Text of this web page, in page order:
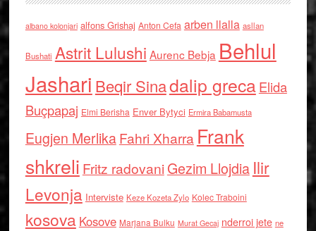
albano kolonjari alfons Grishaj Anton Cefa arben llalla asllan
Bushati Astrit Lulushi Aurenc Bebja Behlul
Jashari Beqir Sinadalip grecaElida
Buçpapaj Elmi Berisha Enver Bytyci Ermira Babamusta
Eugjen MerlikaFahri Xharra Frank
shkreli Fritz radovaniGezim Llojdia Ilir
Levonja Interviste Keze Kozeta Zylo Kolec Traboini
kosova Kosove Marjana Bulku Murat Gecaj nderroi jete ne